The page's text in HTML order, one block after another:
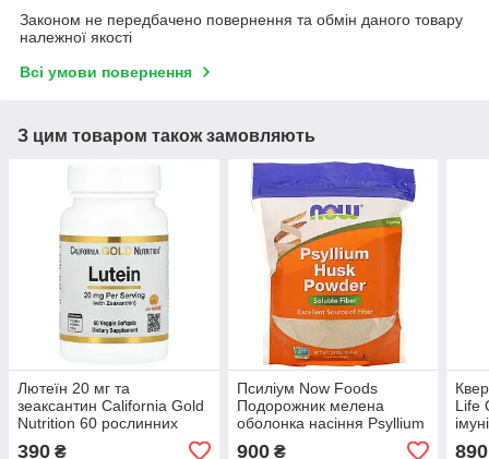
Законом не передбачено повернення та обмін даного товару
належної якості
Всі умови повернення
З цим товаром також замовляють
Лютеїн 20 мг та
зеаксантин California Gold
Nutrition 60 рослинних
390 ₴
Псиліум Now Foods
Подорожник мелена
оболонка насіння Psyllium
900₴
Life
890